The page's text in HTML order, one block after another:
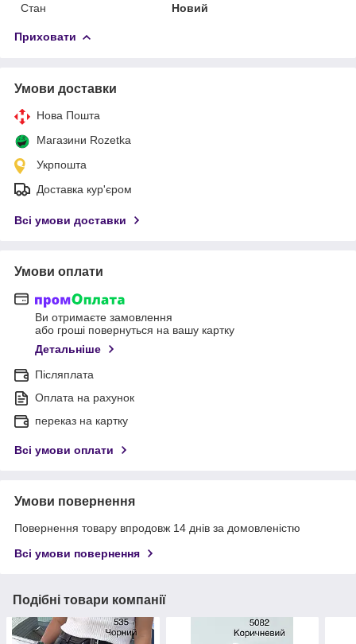
Стан
Новий
Приховати
Умови доставки
Нова Пошта
Магазини Rozetka
Укрпошта
Доставка кур'єром
Всі умови доставки
Умови оплати
Ви отримаєте замовлення
або гроші повернуться на вашу картку
Детальніше
Післяплата
Оплата на рахунок
переказ на картку
Всі умови оплати
Умови повернення
Повернення товару впродовж 14 днів за домовленістю
Всі умови повернення
Подібні товари компанії